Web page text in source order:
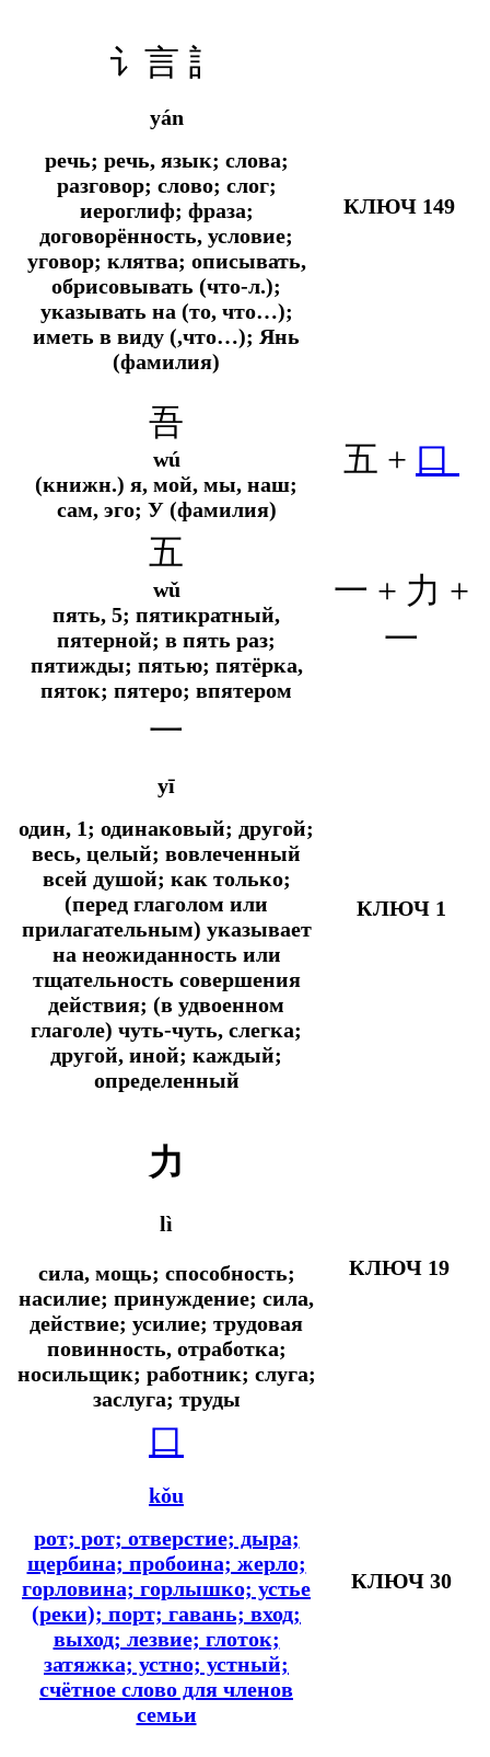
讠言 訁
yán
речь; речь, язык; слова;
разговор; слово; слог;
иероглиф; фраза;
договорённость, условие;
уговор; клятва; описывать,
обрисовывать (что-л.);
указывать на (то, что…);
иметь в виду (,что…); Янь
(фамилия)
КЛЮЧ 149
吾
wú
(книжн.) я, мой, мы, наш;
сам, эго; У (фамилия)
五 + 口
五
wǔ
пять, 5; пятикратный,
пятерной; в пять раз;
пятижды; пятью; пятёрка,
пяток; пятеро; впятером
一 + 力 +
一
一
yī
один, 1; одинаковый; другой;
весь, целый; вовлеченный
всей душой; как только;
(перед глаголом или
прилагательным) указывает
на неожиданность или
тщательность совершения
действия; (в удвоенном
глаголе) чуть-чуть, слегка;
другой, иной; каждый;
определенный
КЛЮЧ 1
力
lì
сила, мощь; способность;
насилие; принуждение; сила,
действие; усилие; трудовая
повинность, отработка;
носильщик; работник; слуга;
заслуга; труды
КЛЮЧ 19
口
kǒu
рот; рот; отверстие; дыра;
щербина; пробоина; жерло;
горловина; горлышко; устье
(реки); порт; гавань; вход;
выход; лезвие; глоток;
затяжка; устно; устный;
счётное слово для членов
семьи
КЛЮЧ 30